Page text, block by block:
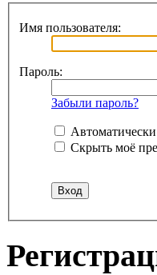
Имя пользователя:
Пароль:
Забыли пароль?
Скрыть моё